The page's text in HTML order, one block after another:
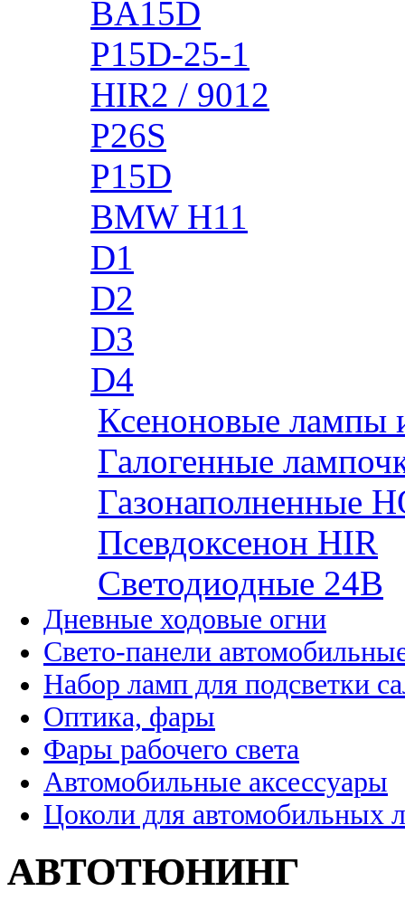
BA15D
P15D-25-1
HIR2 / 9012
P26S
P15D
BMW H11
D1
D2
D3
D4
Ксеноновые лампы
Галогенные
Газонаполненные
Псевдоксенон HIR
Cветодиодные 24B
Дневные ходовые огни
Свето-панели
Набор ламп для подсветки
Оптика, фары
Фары рабочего света
Автомобильные аксессуары
Цоколи для автомобильных
АВТОТЮНИНГ